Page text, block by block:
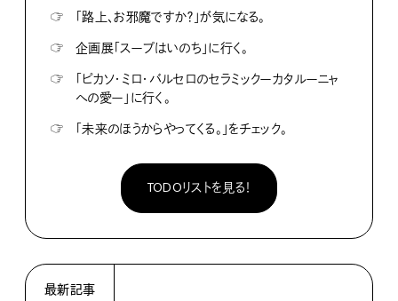
☞
「路上、お邪魔ですか？」が気になる。
☞
企画展「スープはいのち」に行く。
☞
「ピカソ・ミロ・バルセロのセラミックーカタルーニャ
への愛ー」に行く。
☞
「未来のほうからやってくる。」をチェック。
TODOリストを見る！
最新記事